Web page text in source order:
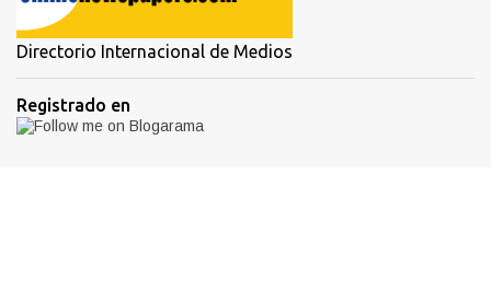
Directorio Internacional de Medios
Registrado en